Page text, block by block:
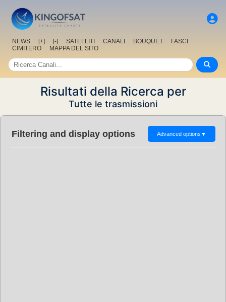
NEWS [+] [-] SATELLITI CANALI BOUQUET
FASCI
CIMITERO
MAPPA DEL SITO
Risultati della Ricerca per
Tutte le trasmissioni
Filtering and display options Advanced options ▼